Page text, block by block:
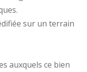
sur un terrain
auxquels ce bien